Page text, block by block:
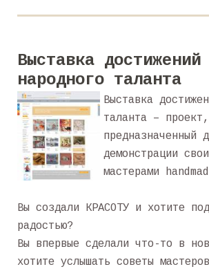
Выставка достижений
народного таланта
Выставка
таланта – проект,
предназначенный
демонстрации
мастерами
Вы создали КРАСОТУ и хотите
радостью?
Вы впервые сделали что-то в
хотите услышать советы